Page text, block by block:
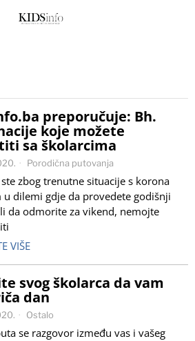
preporučuje: Bh.
koje možete
sa školarcima
Porodična putovanja
zbog trenutne situacije s korona
u dilemi gdje da provedete godišnji
da odmorite za vikend, nemojte
VIŠE
svog školarca da vam
dan
Ostalo
se razgovor između vas i vašeg